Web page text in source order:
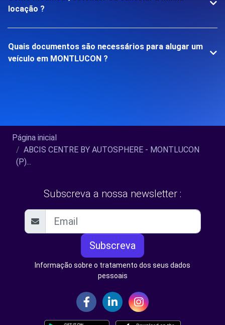
locação ?
Quais documentos são necessários para alugar um
veículo em MONTLUCON ?
Página inicial
ABCIS CENTRE BY AUTOSPHERE - MONTLUCON
(P)...
Subscreva a nossa newsletter :
Subscreva
Informação sobre o tratamento dos seus dados
pessoais